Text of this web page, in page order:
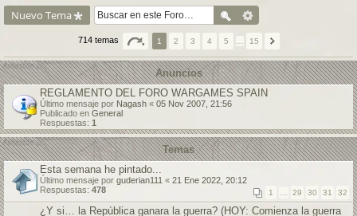
Nuevo Tema
714 temas 1 2 3 4 5 15
Anuncios
REGLAMENTO DEL FORO WARGAMES SPAIN
Último mensaje por Nagash « 05 Nov 2007, 21:56
Publicado en General
Respuestas: 1
Temas
Esta semana he pintado...
Último mensaje por guderian111 « 21 Ene 2022, 20:12
Respuestas: 478 1 29 30 31 32
¿Y si… la República ganara la guerra? (HOY: Comienza la guerra